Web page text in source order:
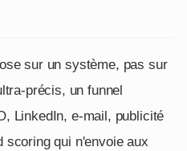
sur un système, pas sur
précis, un funnel
LinkedIn, e-mail, publicité
scoring qui n'envoie aux